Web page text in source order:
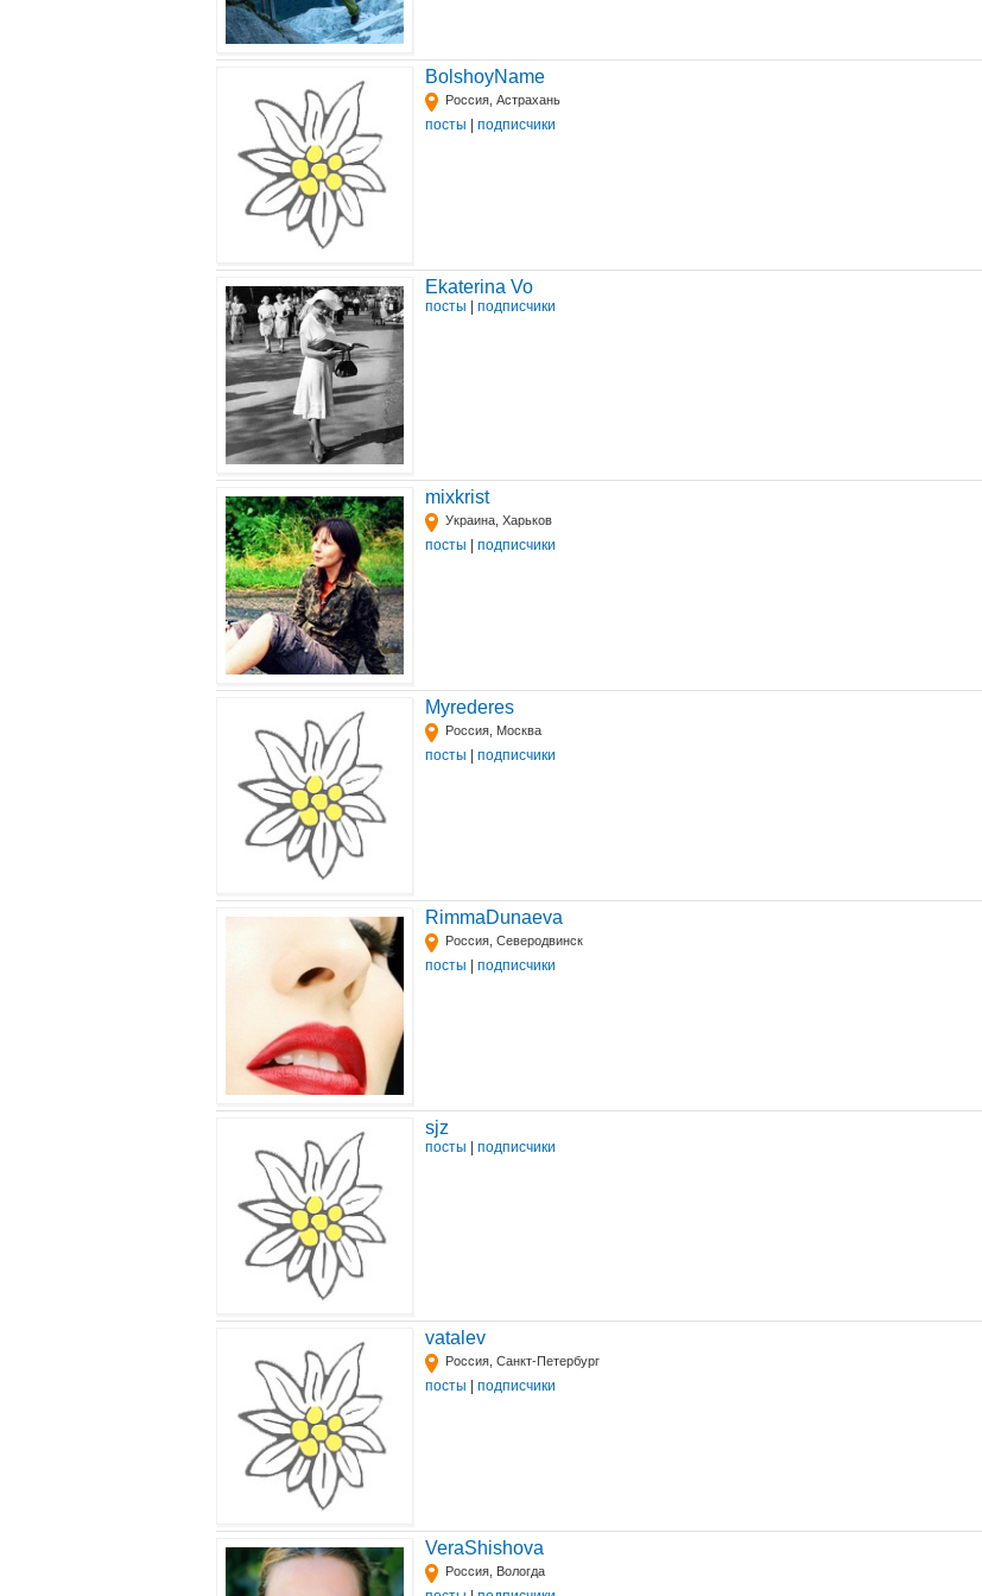
BolshoyName
Россия, Астрахань
посты подписчики
Ekaterina Vo
посты подписчики
mixkrist
Украина, Харьков
посты подписчики
Myrederes
Россия, Москва
посты подписчики
RimmaDunaeva
Россия, Северодвинск
посты подписчики
sjz
посты подписчики
vatalev
Россия, Санкт-Петербург
посты подписчики
VeraShishova
Россия, Вологда